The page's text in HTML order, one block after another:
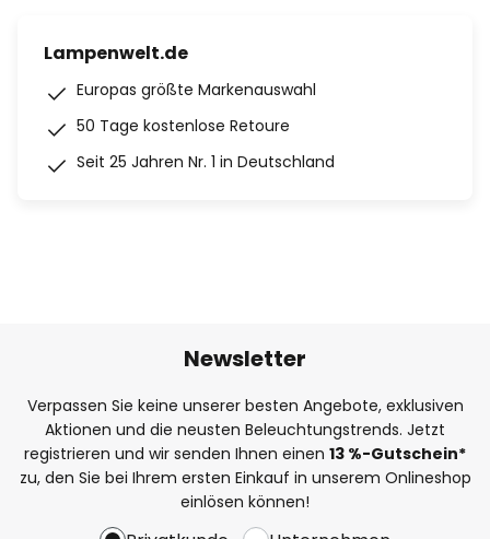
Lampenwelt.de
Europas größte Markenauswahl
50 Tage kostenlose Retoure
Seit 25 Jahren Nr. 1 in Deutschland
Newsletter
Verpassen Sie keine unserer besten Angebote, exklusiven
Aktionen und die neusten Beleuchtungstrends. Jetzt
registrieren und wir senden Ihnen einen 13 %-Gutschein*
zu, den Sie bei Ihrem ersten Einkauf in unserem Onlineshop
einlösen können!